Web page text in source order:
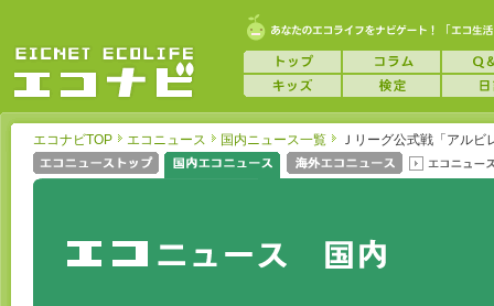
エコナビTOP エコニュース 国内ニュース一覧 Ｊリーグ公式戦「アル